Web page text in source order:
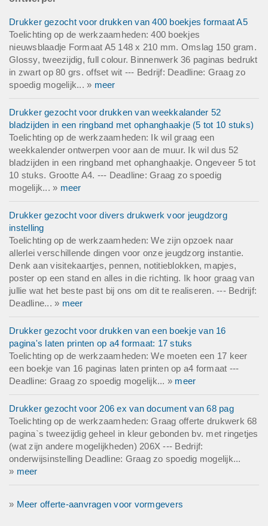
Drukker gezocht voor drukken van 400 boekjes formaat A5
Toelichting op de werkzaamheden: 400 boekjes
nieuwsblaadje Formaat A5 148 x 210 mm. Omslag 150 gram.
Glossy, tweezijdig, full colour. Binnenwerk 36 paginas bedrukt
in zwart op 80 grs. offset wit --- Bedrijf: Deadline: Graag zo
spoedig mogelijk... » meer
Drukker gezocht voor drukken van weekkalander 52
bladzijden in een ringband met ophanghaakje (5 tot 10 stuks)
Toelichting op de werkzaamheden: Ik wil graag een
weekkalender ontwerpen voor aan de muur. Ik wil dus 52
bladzijden in een ringband met ophanghaakje. Ongeveer 5 tot
10 stuks. Grootte A4. --- Deadline: Graag zo spoedig
mogelijk... » meer
Drukker gezocht voor divers drukwerk voor jeugdzorg
instelling
Toelichting op de werkzaamheden: We zijn opzoek naar
allerlei verschillende dingen voor onze jeugdzorg instantie.
Denk aan visitekaartjes, pennen, notitieblokken, mapjes,
poster op een stand en alles in die richting. Ik hoor graag van
jullie wat het beste past bij ons om dit te realiseren. --- Bedrijf:
Deadline... » meer
Drukker gezocht voor drukken van een boekje van 16
pagina's laten printen op a4 formaat: 17 stuks
Toelichting op de werkzaamheden: We moeten een 17 keer
een boekje van 16 paginas laten printen op a4 formaat ---
Deadline: Graag zo spoedig mogelijk... » meer
Drukker gezocht voor 206 ex van document van 68 pag
Toelichting op de werkzaamheden: Graag offerte drukwerk 68
pagina`s tweezijdig geheel in kleur gebonden bv. met ringetjes
(wat zijn andere mogelijkheden) 206X --- Bedrijf:
onderwijsinstelling Deadline: Graag zo spoedig mogelijk...
» meer
» Meer offerte-aanvragen voor vormgevers